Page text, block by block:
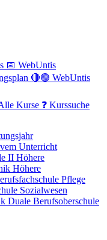
📅 WebUntis
🔴🟢 WebUntis
Kurse ❓ Kurssuche
Unterricht
II Höhere
Höhere
Pflege
Sozialwesen
Duale Berufsoberschule